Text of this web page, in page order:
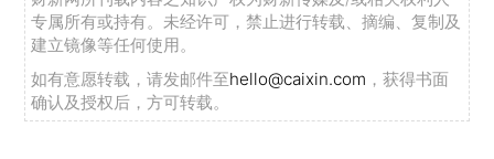
专属所有或持有。未经许可，禁止进行转载、摘编、复制及
建立镜像等任何使用。
如有意愿转载，请发邮件至hello@caixin.com ，获得书面
确认及授权后，方可转载。